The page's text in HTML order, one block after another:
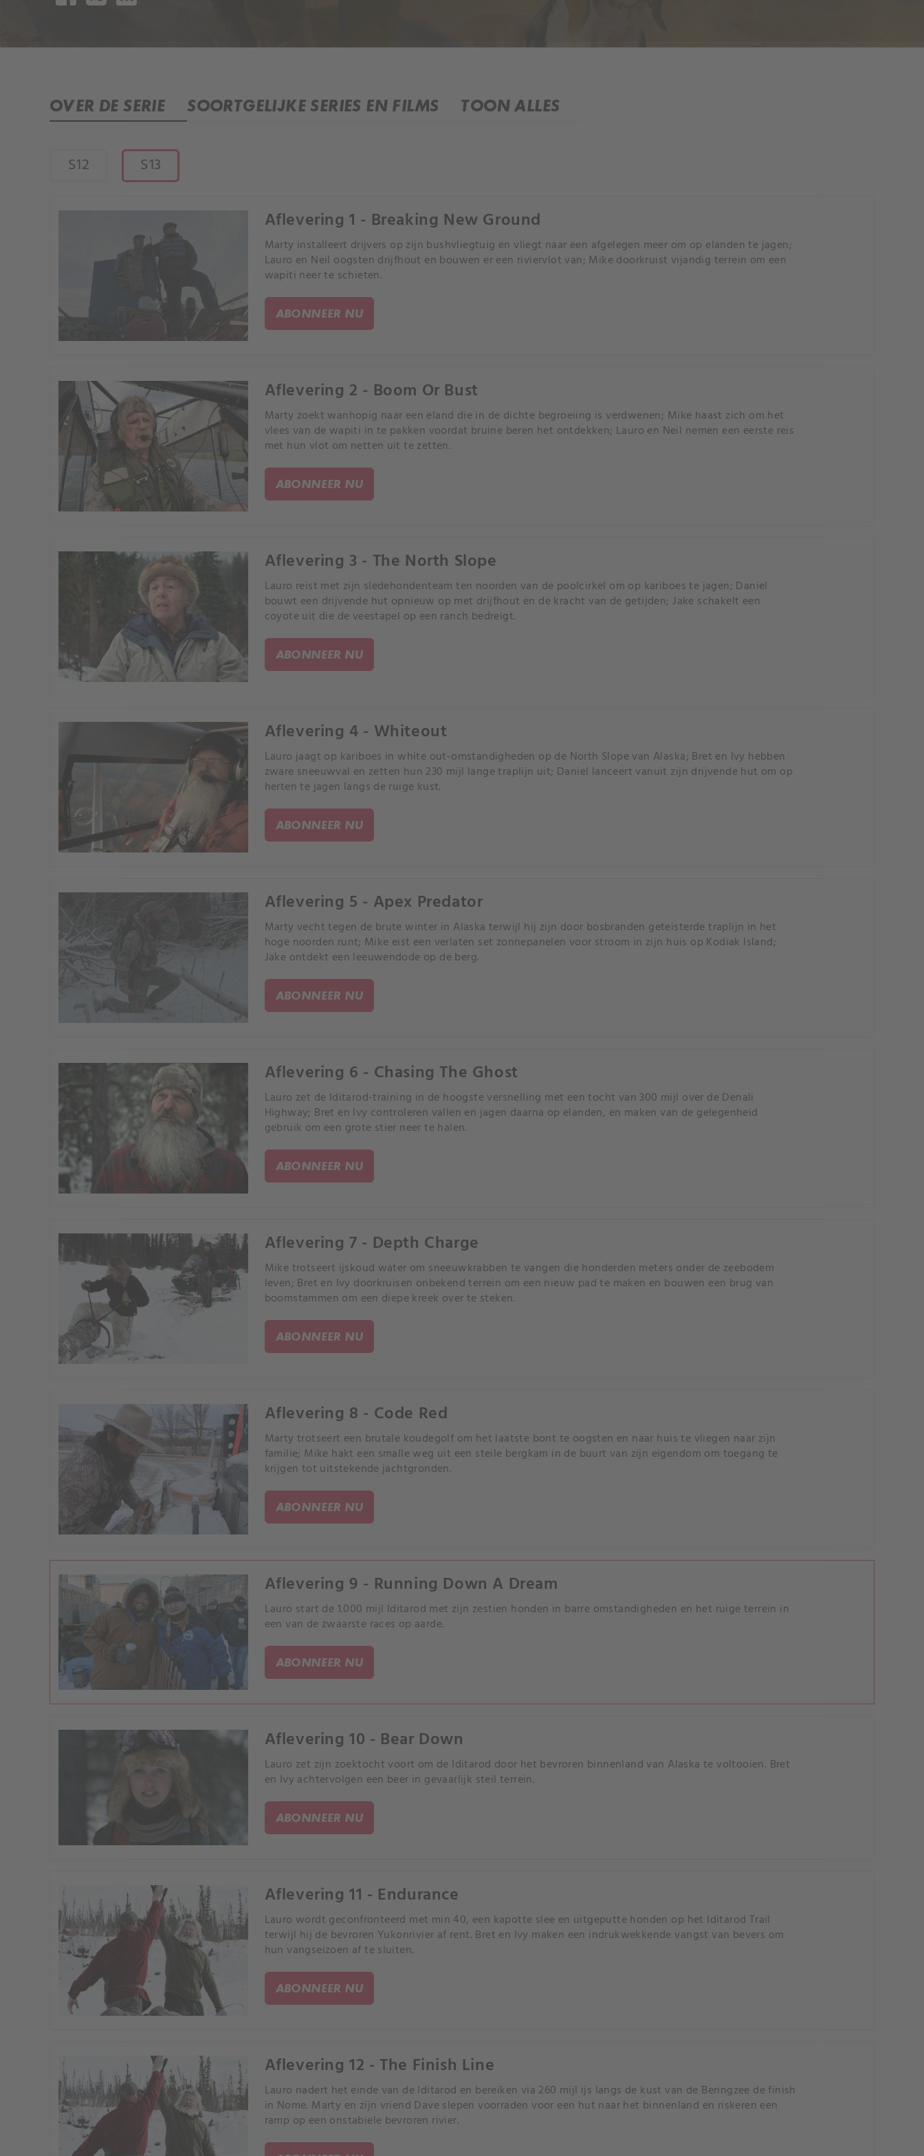
OVER DE SERIE SOORTGELIJKE SERIES EN FILMS TOON ALLES
S12 S13
Aflevering 1 - Breaking New Ground
Marty installeert drijvers op zijn bushvliegtuig en vliegt naar een afgelegen meer om op elanden te jagen;
Lauro en Neil oogsten drijfhout en bouwen er een riviervlot van; Mike doorkruist vijandig terrein om een
wapiti neer te schieten.
ABONNEER NU
Aflevering 2 - Boom Or Bust
Marty zoekt wanhopig naar een eland die in de dichte begroeiing is verdwenen; Mike haast zich om het
vlees van de wapiti in te pakken voordat bruine beren het ontdekken; Lauro en Neil nemen een eerste reis
met hun vlot om netten uit te zetten.
ABONNEER NU
Aflevering 3 - The North Slope
Lauro reist met zijn sledehondenteam ten noorden van de poolcirkel om op kariboes te jagen; Daniel
bouwt een drijvende hut opnieuw op met drijfhout en de kracht van de getijden; Jake schakelt een
coyote uit die de veestapel op een ranch bedreigt.
ABONNEER NU
Aflevering 4 - Whiteout
Lauro jaagt op kariboes in white out-omstandigheden op de North Slope van Alaska; Bret en Ivy hebben
zware sneeuwval en zetten hun 230 mijl lange traplijn uit; Daniel lanceert vanuit zijn drijvende hut om op
herten te jagen langs de ruige kust.
ABONNEER NU
Aflevering 5 - Apex Predator
Marty vecht tegen de brute winter in Alaska terwijl hij zijn door bosbranden geteisterde traplijn in het
hoge noorden runt; Mike eist een verlaten set zonnepanelen voor stroom in zijn huis op Kodiak Island;
Jake ontdekt een leeuwendode op de berg.
ABONNEER NU
Aflevering 6 - Chasing The Ghost
Lauro zet de Iditarod-training in de hoogste versnelling met een tocht van 300 mijl over de Denali
Highway; Bret en Ivy controleren vallen en jagen daarna op elanden, en maken van de gelegenheid
gebruik om een grote stier neer te halen.
ABONNEER NU
Aflevering 7 - Depth Charge
Mike trotseert ijskoud water om sneeuwkrabben te vangen die honderden meters onder de zeebodem
leven; Bret en Ivy doorkruisen onbekend terrein om een nieuw pad te maken en bouwen een brug van
boomstammen om een diepe kreek over te steken.
ABONNEER NU
Aflevering 8 - Code Red
Marty trotseert een brutale koudegolf om het laatste bont te oogsten en naar huis te vliegen naar zijn
familie; Mike hakt een smalle weg uit een steile bergkam in de buurt van zijn eigendom om toegang te
krijgen tot uitstekende jachtgronden.
ABONNEER NU
Aflevering 9 - Running Down A Dream
Lauro start de 1.000 mijl Iditarod met zijn zestien honden in barre omstandigheden en het ruige terrein in
een van de zwaarste races op aarde.
ABONNEER NU
Aflevering 10 - Bear Down
Lauro zet zijn zoektocht voort om de Iditarod door het bevroren binnenland van Alaska te voltooien. Bret
en Ivy achtervolgen een beer in gevaarlijk steil terrein.
ABONNEER NU
Aflevering 11 - Endurance
Lauro wordt geconfronteerd met min 40, een kapotte slee en uitgeputte honden op het Iditarod Trail
terwijl hij de bevroren Yukonrivier af rent. Bret en Ivy maken een indrukwekkende vangst van bevers om
hun vangseizoen af te sluiten.
ABONNEER NU
Aflevering 12 - The Finish Line
Lauro nadert het einde van de Iditarod en bereiken via 260 mijl ijs langs de kust van de Beringzee de finish
in Nome. Marty en zijn vriend Dave slepen voorraden voor een hut naar het binnenland en riskeren een
ramp op een onstabiele bevroren rivier.